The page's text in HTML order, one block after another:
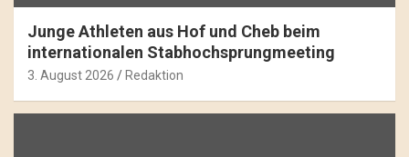
Junge Athleten aus Hof und Cheb beim
internationalen Stabhochsprungmeeting
3. August 2026 Redaktion